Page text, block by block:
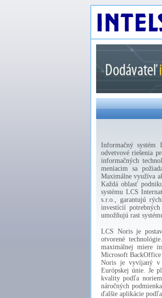
Informačný
odvetvové riešenia
informačných
meniacim sa
Maximálne využíva
Každá oblasť
systému LCS
s.r.o., garantujú
investícií
umožňujú rast
LCS Noris je
otvorené
maximálnej miere
Microsoft BackOffice
Noris je vyvíjaný v
Európskej únie. Je
kvality podľa
náročných
ďalšie aplikácie